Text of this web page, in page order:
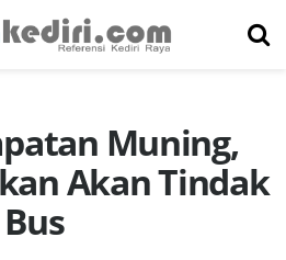
Muning,
Akan Tindak